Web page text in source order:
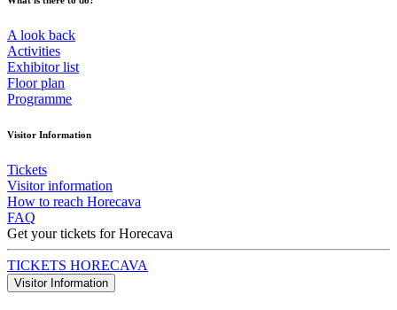
A look back
Activities
Exhibitor list
Floor plan
Programme
Visitor Information
Tickets
Visitor information
How to reach Horecava
FAQ
Get your tickets for Horecava
TICKETS HORECAVA
Visitor Information